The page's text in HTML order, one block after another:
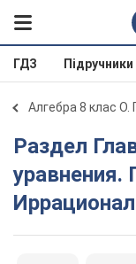
ГДЗ Підручники
Алгебра 8 клас О.
Раздел Глава 4. Квадратные
уравнения.